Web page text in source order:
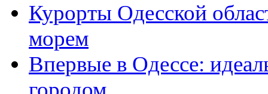
Курорты Одесской
морем
Впервые в Одессе: